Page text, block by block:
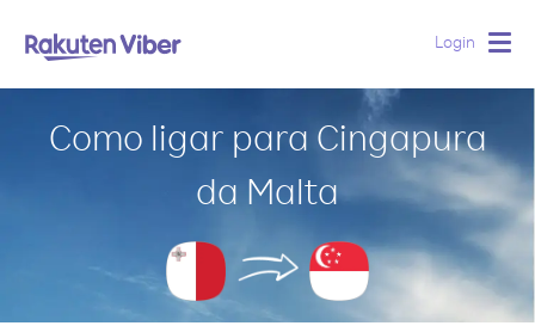
Login
Como ligar para Cingapura
da Malta